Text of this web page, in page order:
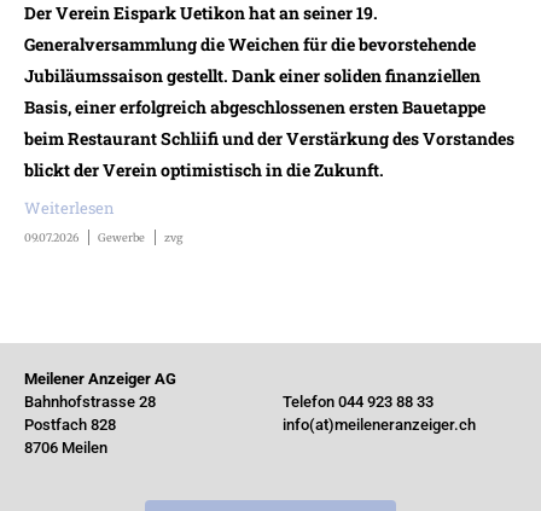
Der Verein Eispark Uetikon hat an seiner 19.
Generalversammlung die Weichen für die bevorstehende
Jubiläumssaison gestellt. Dank einer soliden finanziellen
Basis, einer erfolgreich abgeschlossenen ersten Bauetappe
beim Restaurant Schliifi und der Verstärkung des Vorstandes
blickt der Verein optimistisch in die Zukunft.
Weiterlesen
09.07.2026 Gewerbe zvg
Meilener Anzeiger AG
Bahnhofstrasse 28
Postfach 828
8706 Meilen
Telefon 044 923 88 33
info(at)meileneranzeiger.ch